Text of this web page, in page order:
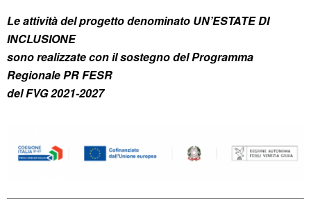
Le attività del progetto denominato UN’ESTATE DI
INCLUSIONE
sono realizzate con il sostegno del Programma
Regionale PR FESR
del FVG 2021-2027